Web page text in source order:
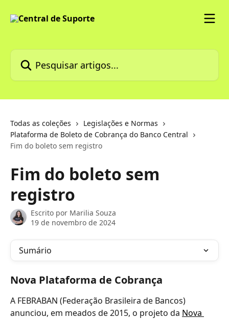
Pesquisar artigos...
Todas as coleções
Legislações e Normas
Plataforma de Boleto de Cobrança do Banco Central
Fim do boleto sem registro
Fim do boleto sem
registro
Escrito por Marilia Souza
19 de novembro de 2024
Sumário
Nova Plataforma de Cobrança
A FEBRABAN (Federação Brasileira de Bancos)
anunciou, em meados de 2015, o projeto da Nova